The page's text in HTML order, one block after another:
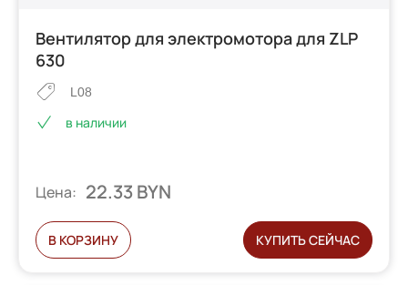
Вентилятор для электромотора для ZLP
630
L08
в наличии
Цена: 22.33 BYN
В КОРЗИНУ КУПИТЬ СЕЙЧАС